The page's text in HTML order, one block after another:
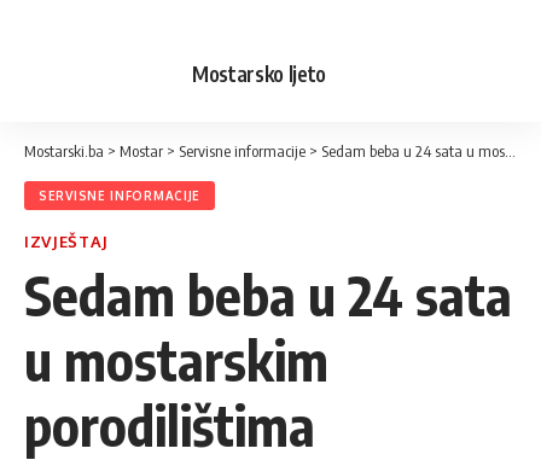
Mostarsko ljeto
Mostarski.ba > Mostar > Servisne informacije > Sedam beba u 24 sata u mostarskim porodilištima
SERVISNE INFORMACIJE
IZVJEŠTAJ
Sedam beba u 24 sata
u mostarskim
porodilištima